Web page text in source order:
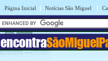
Página Inicial | Notícias São Miguel |
encontra